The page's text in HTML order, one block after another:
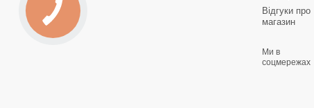
Відгуки про
магазин
Ми в
соцмережах